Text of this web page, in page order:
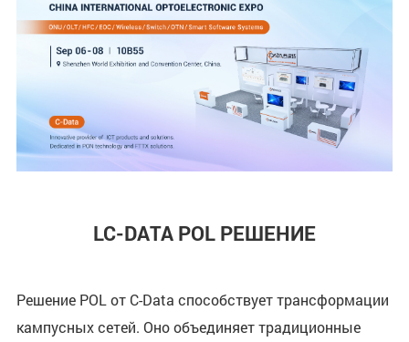
LC-DATA POL РЕШЕНИЕ
Решение POL от C-Data способствует трансформации
кампусных сетей. Оно объединяет традиционные